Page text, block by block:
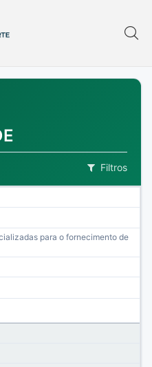
Filtros
para o fornecimento de